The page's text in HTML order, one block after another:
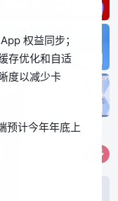
更多
权益同步；
存优化和自适
度以减少卡
预计今年年底上